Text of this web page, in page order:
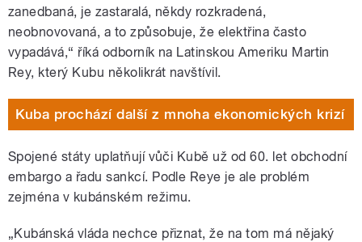
zanedbaná, je zastaralá, někdy rozkradená,
neobnovovaná, a to způsobuje, že elektřina často
vypadává,“ říká odborník na Latinskou Ameriku Martin
Rey, který Kubu několikrát navštívil.
Kuba prochází další z mnoha ekonomických krizí
Spojené státy uplatňují vůči Kubě už od 60. let obchodní
embargo a řadu sankcí. Podle Reye je ale problém
zejména v kubánském režimu.
„Kubánská vláda nechce přiznat, že na tom má nějaký